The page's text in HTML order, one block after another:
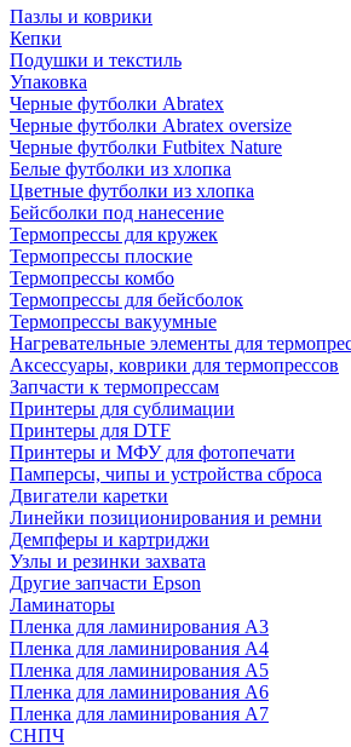
Пазлы и коврики
Кепки
Подушки и текстиль
Упаковка
Черные футболки Abratex
Черные футболки Abratex oversize
Черные футболки Futbitex Nature
Белые футболки из хлопка
Цветные футболки из хлопка
Бейсболки под нанесение
Термопрессы для кружек
Термопрессы плоские
Термопрессы комбо
Термопрессы для бейсболок
Термопрессы вакуумные
Нагревательные элементы для
Аксессуары, коврики для термопрессов
Запчасти к термопрессам
Принтеры для сублимации
Принтеры для DTF
Принтеры и МФУ для фотопечати
Памперсы, чипы и устройства сброса
Двигатели каретки
Линейки позиционирования и ремни
Демпферы и картриджи
Узлы и резинки захвата
Другие запчасти Epson
Ламинаторы
Пленка для ламинирования А3
Пленка для ламинирования А4
Пленка для ламинирования А5
Пленка для ламинирования А6
Пленка для ламинирования А7
СНПЧ